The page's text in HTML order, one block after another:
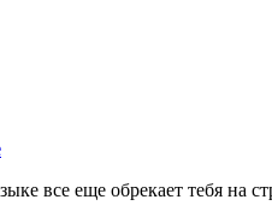
все еще обрекает тебя